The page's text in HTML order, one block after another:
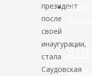
президент
после
своей
инаугурации,
стала
Саудовская
Это